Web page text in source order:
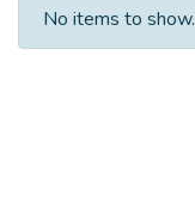
No items to show.